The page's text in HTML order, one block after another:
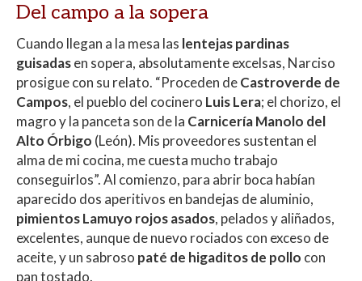
Del campo a la sopera
Cuando llegan a la mesa las lentejas pardinas
guisadasen sopera, absolutamente excelsas, Narciso
prosigue con su relato. “Proceden deCastroverde de
Campos, el pueblo del cocinero Luis Lera; el chorizo, el
magro y la panceta son de la Carnicería Manolo del
Alto Órbigo (León). Mis proveedores sustentan el
alma de mi cocina, me cuesta mucho trabajo
conseguirlos”. Al comienzo, para abrir boca habían
aparecido dos aperitivos en bandejas de aluminio,
pimientos Lamuyo rojos asados, pelados y aliñados,
excelentes, aunque de nuevo rociados con exceso de
aceite, y un sabroso paté de higaditos de pollo con
pan tostado.